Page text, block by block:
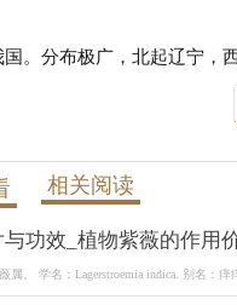
。分布极广，北起辽宁，
相关阅读
功效_植物紫薇的作用
属。 学名：Lagerstroemia indica. 别名：